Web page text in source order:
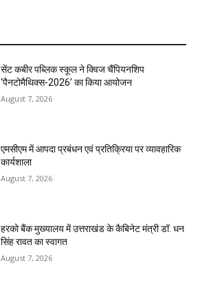
सेंट कबीर पब्लिक स्कूल ने क्विज चैंपियनशिप
‘पैनटोमैथिक्स-2026’ का किया आयोजन
August 7, 2026
एमसीएम में आपदा प्रबंधन एवं प्रतिक्रिया पर व्यावहारिक
कार्यशाला
August 7, 2026
हरको बैंक मुख्यालय में उत्तराखंड के कैबिनेट मंत्री डॉ. धन
सिंह रावत का स्वागत
August 7, 2026